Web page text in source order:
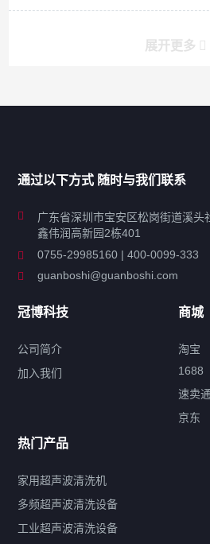
展开更多
工业超声波清洗设备
特种超声波洗净产品
超声波配件
产品标签
鼓泡 升降 抛动
带加热
功率可调
双波脱气
机械旋钮系列
通过以下方式 随时与我们联系
广东省深圳市宝安区松岗街道溪头
鑫伟润高新园2栋401
0755-29985160 | 400-0099-333
guanboshi@guanboshi.com
冠博科技
公司简介
加入我们
商城
淘宝
1688
速卖通
京东
热门产品
家用超声波清洗机
多频超声波清洗设备
工业超声波清洗设备